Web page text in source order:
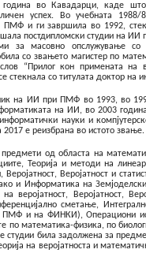
во Кавадарци, каде
успех. Во учебната
ПМФ и ги завршила во 1992,
постдипломски студии на
за масовно опслужување со
со звањето магистер по
“Прилог кон примената на
стекнала со титулата доктор на
на ИИ при ПМФ во 1993, во
на ИИ, во 2003
науки и
е реизбрана во истото звање.
од областа на
Теорија и методи на
Веројатност и
и Информатика на
веројатност, Веројатност,
сметање,
ПМФ и на ФИНКИ), Операциони
математика-физика, по
студии била задолжена за
на веројатноста и